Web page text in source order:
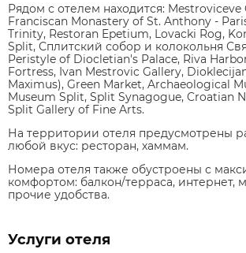
Рядом с отелем находится: Mestroviceve
Franciscan Monastery of St. Anthony -
Trinity, Restoran Epetium, Lovacki Rog,
Split, Сплитский собор и колокольня
Peristyle of Diocletian's Palace, Riva
Fortress, Ivan Mestrovic Gallery,
Maximus), Green Market, Archaeological
Museum Split, Split Synagogue, Croatian
Split Gallery of Fine Arts.
На территории отеля предусмотрены
любой вкус: ресторан, хаммам.
Номера отеля также обустроены с
комфортом: балкон/терраса, интернет,
прочие удобства.
Услуги отеля